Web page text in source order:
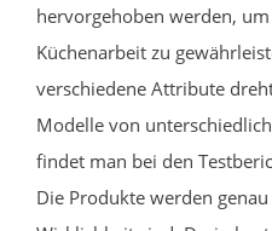
hervorgehoben werden,
Küchenarbeit zu
verschiedene Attribute
Modelle von
findet man bei den
Die Produkte werden